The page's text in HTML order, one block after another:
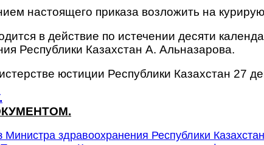
настоящего приказа возложить на
в действие по истечении десяти
Республики Казахстан А. Альназарова.
юстиции Республики Казахстан 27
здравоохранения Республики